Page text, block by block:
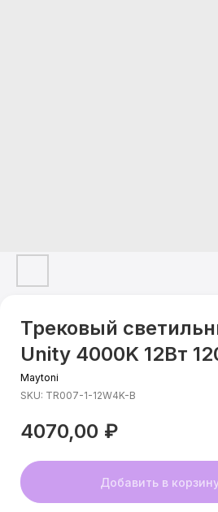
Трековый
Unity 4000K 12Вт
Maytoni
SKU: TR007-1-12W4K-B
4070,00 ₽
Добавить в